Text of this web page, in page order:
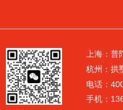
上海：普
杭州：拱
电话：
手机：